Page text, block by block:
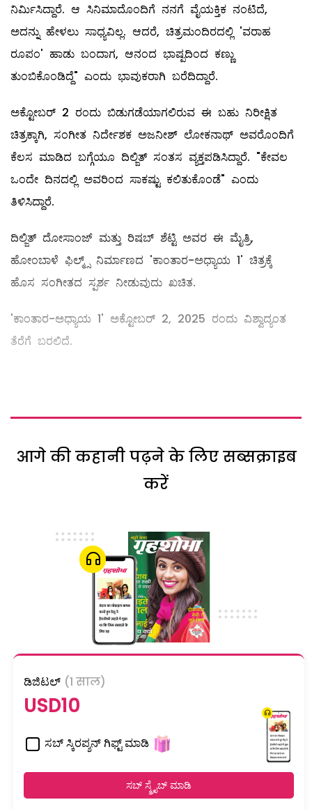
ನಿರ್ಮಿಸಿದ್ದಾರೆ. ಆ ಸಿನಿಮಾದೊಂದಿಗೆ ನನಗೆ ವೈಯಕ್ತಿಕ ನಂಟಿದೆ,
ಅದನ್ನು ಹೇಳಲು ಸಾಧ್ಯವಿಲ್ಲ. ಆದರೆ, ಚಿತ್ರಮಂದಿರದಲ್ಲಿ 'ವರಾಹ
ರೂಪಂ' ಹಾಡು ಬಂದಾಗ, ಆನಂದ ಭಾಷ್ಪದಿಂದ ಕಣ್ಣು
ತುಂಬಿಕೊಂಡಿದ್ದೆ" ಎಂದು ಭಾವುಕರಾಗಿ ಬರೆದಿದ್ದಾರೆ.
ಅಕ್ಟೋಬರ್ 2 ರಂದು ಬಿಡುಗಡೆಯಾಗಲಿರುವ ಈ ಬಹು ನಿರೀಕ್ಷಿತ
ಚಿತ್ರಕ್ಕಾಗಿ, ಸಂಗೀತ ನಿರ್ದೇಶಕ ಅಜನೀಶ್ ಲೋಕನಾಥ್ ಅವರೊಂದಿಗೆ
ಕೆಲಸ ಮಾಡಿದ ಬಗ್ಗೆಯೂ ದಿಲ್ಜಿತ್ ಸಂತಸ ವ್ಯಕ್ತಪಡಿಸಿದ್ದಾರೆ. "ಕೇವಲ
ಒಂದೇ ದಿನದಲ್ಲಿ ಅವರಿಂದ ಸಾಕಷ್ಟು ಕಲಿತುಕೊಂಡೆ" ಎಂದು
ತಿಳಿಸಿದ್ದಾರೆ.
ದಿಲ್ಜಿತ್ ದೋಸಾಂಜ್ ಮತ್ತು ರಿಷಬ್ ಶೆಟ್ಟಿ ಅವರ ಈ ಮೈತ್ರಿ,
ಹೋಂಬಾಳೆ ಫಿಲ್ಮ್ಸ್ ನಿರ್ಮಾಣದ 'ಕಾಂತಾರ-ಅಧ್ಯಾಯ 1' ಚಿತ್ರಕ್ಕೆ
ಹೊಸ ಸಂಗೀತದ ಸ್ಪರ್ಶ ನೀಡುವುದು ಖಚಿತ.
'ಕಾಂತಾರ-ಅಧ್ಯಾಯ 1' ಅಕ್ಟೋಬರ್ 2, 2025 ರಂದು ವಿಶ್ವಾದ್ಯಂತ
ತೆರೆಗೆ ಬರಲಿದೆ.
आगे की कहानी पढ़ने के लिए सब्सक्राइब
करें
ಡಿಜಿಟಲ್ (1 साल)
USD10
ಸಬ್ ಸ್ಕಿರಪ್ಶನ್ ಗಿಫ್ಟ್ ಮಾಡಿ
ಸಬ್ ಸ್ಕ್ರೈಬ್ ಮಾಡಿ